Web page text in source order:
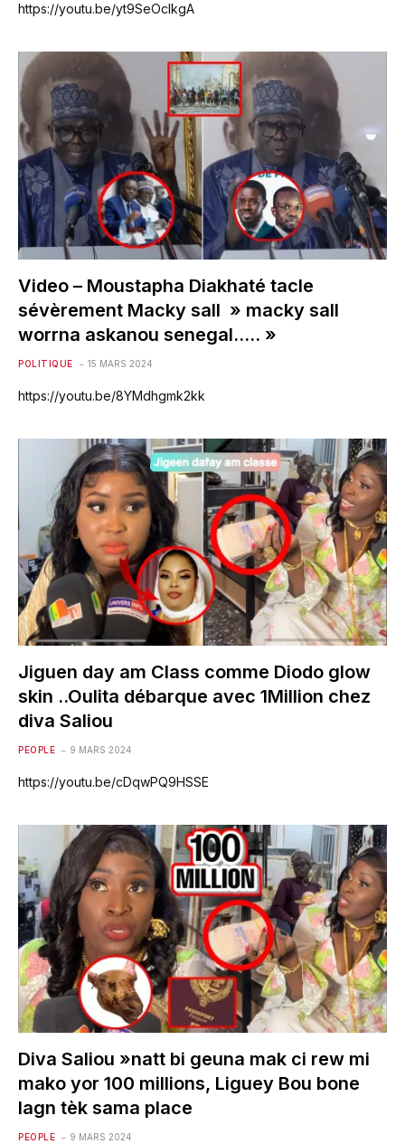
https://youtu.be/yt9SeOcIkgA
Video – Moustapha Diakhaté tacle
sévèrement Macky sall » macky sall
worrna askanou senegal….. »
POLITIQUE 15 MARS 2024
https://youtu.be/8YMdhgmk2kk
Jiguen day am Class comme Diodo glow
skin ..Oulita débarque avec 1Million chez
diva Saliou
PEOPLE 9 MARS 2024
https://youtu.be/cDqwPQ9HSSE
Diva Saliou »natt bi geuna mak ci rew mi
mako yor 100 millions, Liguey Bou bone
lagn tèk sama place
PEOPLE 9 MARS 2024